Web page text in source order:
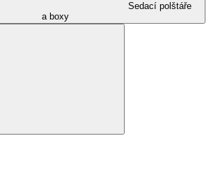
Sedací polštáře
a boxy